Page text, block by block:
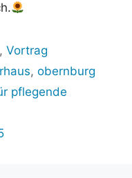
,Vortrag
,obernburg
pflegende